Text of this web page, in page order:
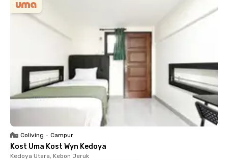
Coliving • Campur
Kost Uma Kost Wyn Kedoya
Kedoya Utara, Kebon Jeruk